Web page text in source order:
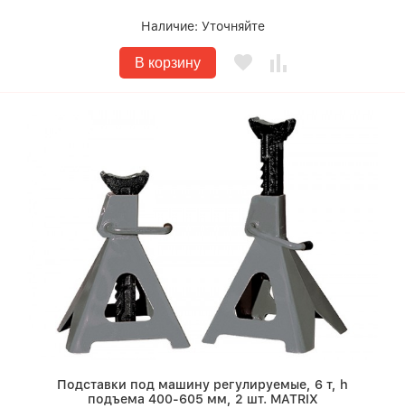
Наличие: Уточняйте
В корзину
Подставки под машину регулируемые, 6 т, h
подъема 400-605 мм, 2 шт. MATRIX